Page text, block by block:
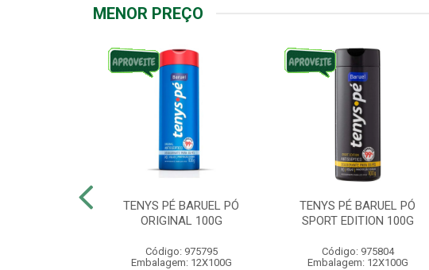
MENOR PREÇO
TENYS PÉ BARUEL PÓ
ORIGINAL 100G
Código: 975795
Embalagem: 12X100G
TENYS PÉ BARUEL PÓ
SPORT EDITION 100G
Código: 975804
Embalagem: 12X100G